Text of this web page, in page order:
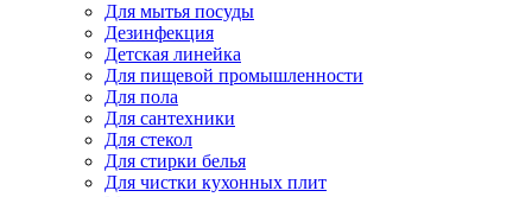
Для мытья посуды
Дезинфекция
Детская линейка
Для пищевой промышленности
Для пола
Для сантехники
Для стекол
Для стирки белья
Для чистки кухонных плит